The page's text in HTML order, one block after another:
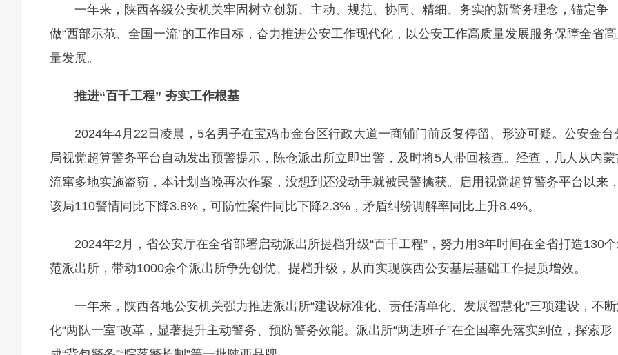
一年来，陕西各级公安机关牢固树立创新、主动、规范、协同、精细、务实的新警务理念，锚定争
做“西部示范、全国一流”的工作目标，奋力推进公安工作现代化，以公安工作高质量发展服务保障全省
量发展。
推进“百千工程” 夯实工作根基
2024年4月22日凌晨，5名男子在宝鸡市金台区行政大道一商铺门前反复停留、形迹可疑。公安金台
局视觉超算警务平台自动发出预警提示，陈仓派出所立即出警，及时将5人带回核查。经查，几人从内蒙
流窜多地实施盗窃，本计划当晚再次作案，没想到还没动手就被民警擒获。启用视觉超算警务平台以来，
该局110警情同比下降3.8%，可防性案件同比下降2.3%，矛盾纠纷调解率同比上升8.4%。
2024年2月，省公安厅在全省部署启动派出所提档升级“百千工程”，努力用3年时间在全省打造130
范派出所，带动1000余个派出所争先创优、提档升级，从而实现陕西公安基层基础工作提质增效。
一年来，陕西各地公安机关强力推进派出所“建设标准化、责任清单化、发展智慧化”三项建设，不
化“两队一室”改革，显著提升主动警务、预防警务效能。派出所“两进班子”在全国率先落实到位，探索形